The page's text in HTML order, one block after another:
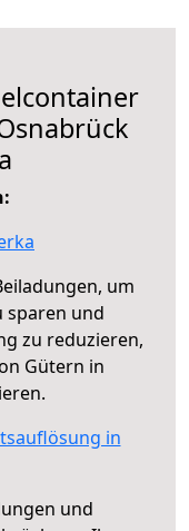
um
sparen und
zu reduzieren,
Gütern in
in
und